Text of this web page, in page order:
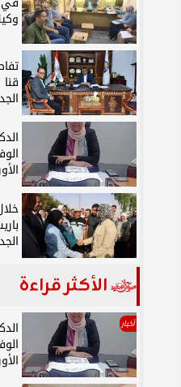
الأكثر قراءة
أخبار